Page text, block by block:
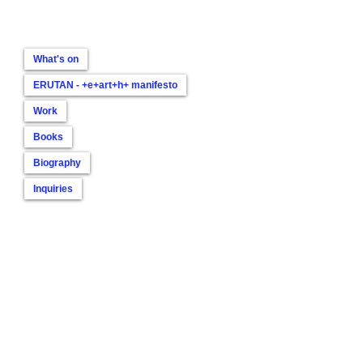
What's on
ERUTAN - +e+art+h+ manifesto
Work
Books
Biography
Inquiries